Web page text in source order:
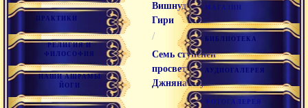
ПРАКТИКИ
РЕЛИГИЯ И
ФИЛОСОФИЯ
НАШИ АШРАМЫ
ЙОГИ
Вишнудевананда
Гири
/
Семь ступеней
просветления -
Джняна Бхуми
МАГАЗИН
БИБЛИОТЕКА
АУДИОГАЛЕРЕЯ
ФОТОГАЛЕРЕЯ